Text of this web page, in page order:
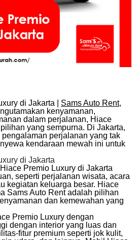
di Jakarta | Sams Auto Rent,
kenyamanan,
dalam perjalanan, Hiace
yang sempurna. Di Jakarta,
perjalanan yang tak
kendaraan mewah ini untuk
di Jakarta
Premio Luxury di Jakarta
seperti perjalanan wisata, acara
kegiatan keluarga besar. Hiace
Sams Auto Rentadalah pilihan
dan kemewahan yang
Premio Luxury dengan
dengan interior yang luas dan
fitur premium seperti jok kulit,